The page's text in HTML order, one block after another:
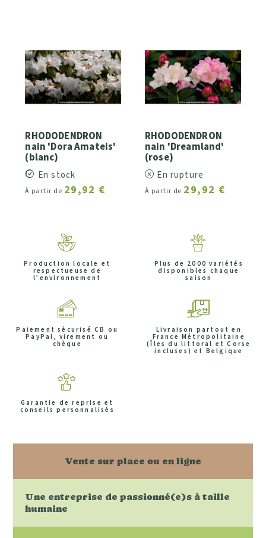
RHODODENDRON
nain 'Dora Amateis'
(blanc)
En stock
À partir de 29,92 €
RHODODENDRON
nain 'Dreamland'
(rose)
En rupture
À partir de 29,92 €
Production locale et
respectueuse de
l’environnement
Plus de 2000 variétés
disponibles chaque
saison
Paiement sécurisé CB ou
PayPal, virement ou
chèque
Livraison partout en
France Métropolitaine
(Îles du littoral et Corse
incluses) et Belgique
Garantie de reprise et
conseils personnalisés
Vente sur place ou en ligne
Une entreprise de passionné(e)s à taille
humaine